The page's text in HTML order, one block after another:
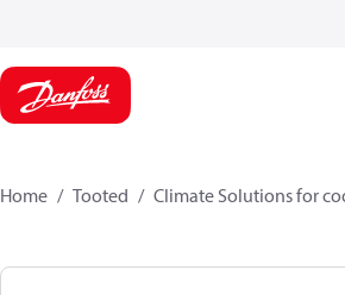
Home Tooted Climate Solutions for